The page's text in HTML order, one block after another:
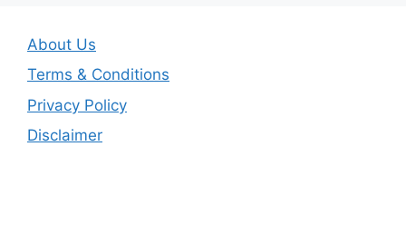
About Us
Terms & Conditions
Privacy Policy
Disclaimer